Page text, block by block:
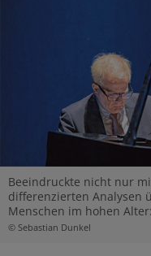
Beeindruckte nicht nur
differenzierten Analysen
Menschen im hohen
© Sebastian Dunkel